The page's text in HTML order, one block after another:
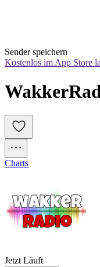
Sender speichern
Kostenlos im App Store
Charts
Jetzt Läuft